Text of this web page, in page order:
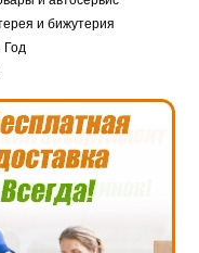
и бижутерия
Год